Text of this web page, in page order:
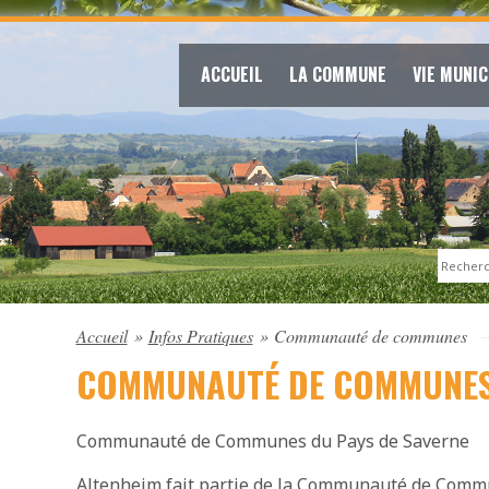
ACCUEIL LA COMMUNE VIE
Accueil » Infos Pratiques » Communauté de communes
COMMUNAUTÉ DE
Communauté de Communes du Pays de Saverne